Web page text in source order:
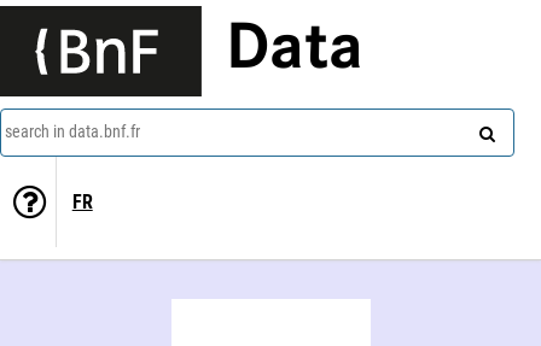
Data
search in data.bnf.fr
FR